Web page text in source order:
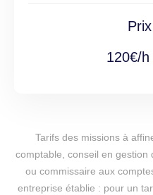
120€/
Tarifs des missions à
comptable, conseil en
ou commissaire aux
entreprise établie : pour un